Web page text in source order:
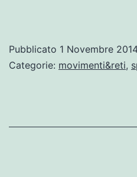
Pubblicato 1 Novembre
Categorie: movimenti&reti,